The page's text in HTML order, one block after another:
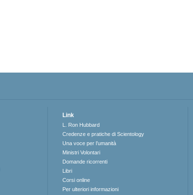
Link
L. Ron Hubbard
Credenze e pratiche di Scientology
Una voce per l’umanità
Ministri Volontari
Domande ricorrenti
Libri
Corsi online
Per ulteriori informazioni